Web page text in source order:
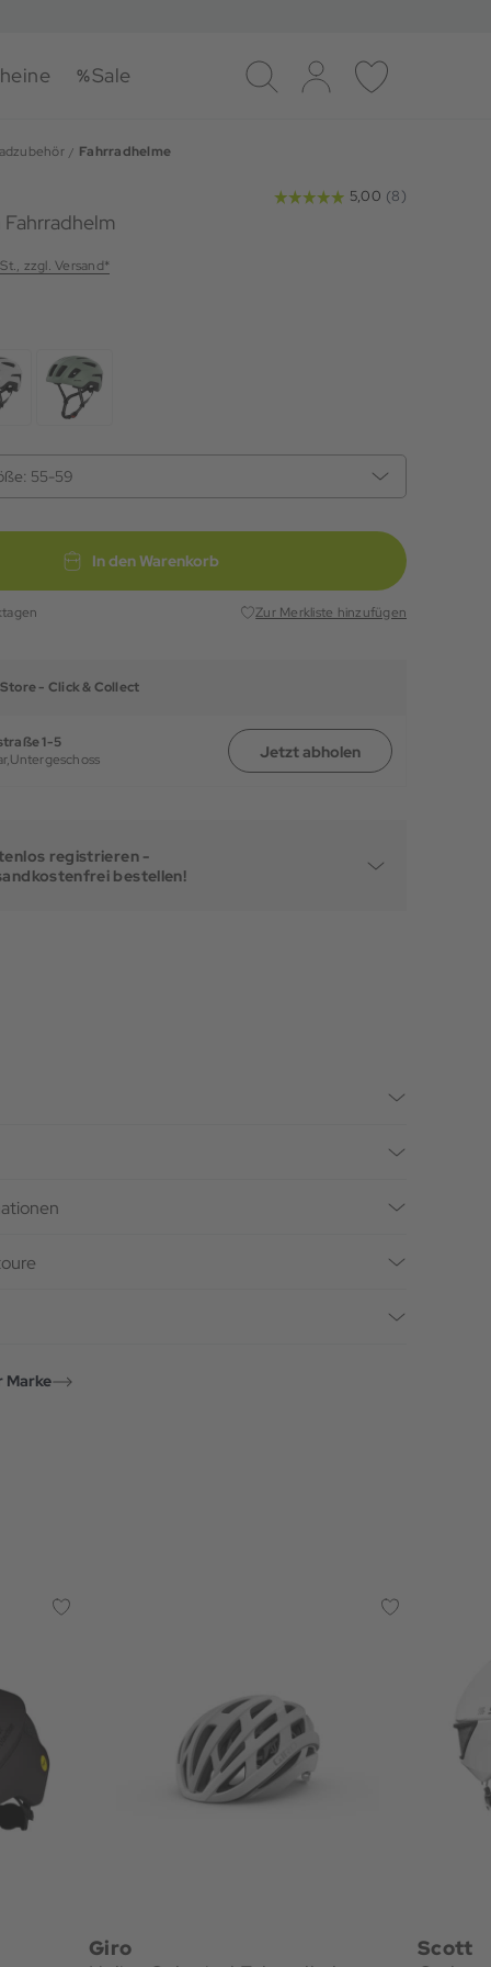
Sale
Suche Log-in Merkliste
Fahrradhelme
Fahrradhelm
zzgl. Versand*
55-59
In den Warenkorb
Zur Merkliste hinzufügen
- Click & Collect
1-5
Untergeschoss Jetzt abholen
registrieren -
bestellen!
Marke
Giro
Scott